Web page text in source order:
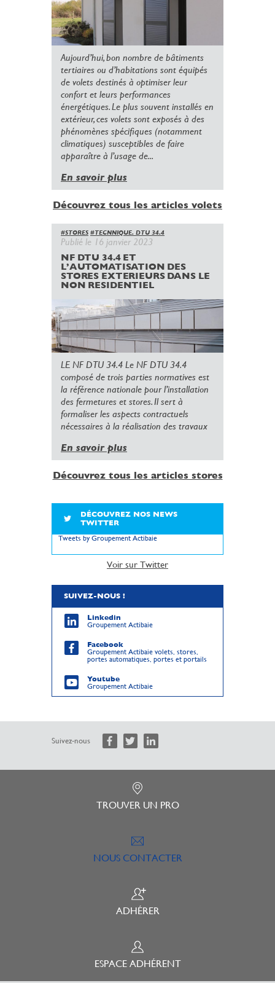
Aujourd’hui, bon nombre de bâtiments
tertiaires ou d’habitations sont équipés
de volets destinés à optimiser leur
confort et leurs performances
énergétiques. Le plus souvent installés en
extérieur, ces volets sont exposés à des
phénomènes spécifiques (notamment
climatiques) susceptibles de faire
apparaître à l’usage de...
En savoir plus
Découvrez tous les articles volets
#STORES #TECNNIQUE. DTU 34.4
Publié le 16 janvier 2023
NF DTU 34.4 ET
L’AUTOMATISATION DES
STORES EXTERIEURS DANS LE
NON RESIDENTIEL
LE NF DTU 34.4 Le NF DTU 34.4
composé de trois parties normatives est
la référence nationale pour l’installation
des fermetures et stores. Il sert à
formaliser les aspects contractuels
nécessaires à la réalisation des travaux
En savoir plus
Découvrez tous les articles stores
DÉCOUVREZ NOS NEWS
TWITTER
Tweets by Groupement Actibaie
Voir sur Twitter
SUIVEZ-NOUS !
Linkedin
Groupement Actibaie
Facebook
Groupement Actibaie volets, stores,
portes automatiques, portes et portails
Youtube
Groupement Actibaie
Suivez-nous
TROUVER UN PRO
NOUS CONTACTER
ADHÉRER
ESPACE ADHÉRENT